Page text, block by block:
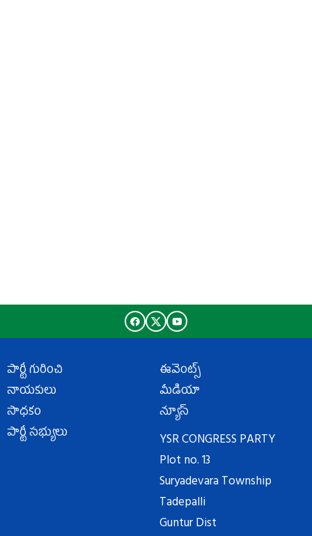
పార్టీ గురించి
నాయకులు
సాధకం
పార్టీ సభ్యులు
ఈవెంట్స్
మీడియా
న్యూస్
YSR CONGRESS PARTY
Plot no. 13
Suryadevara Township
Tadepalli
Guntur Dist